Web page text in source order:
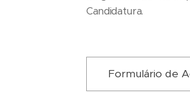
Candidatura.
Formulário de